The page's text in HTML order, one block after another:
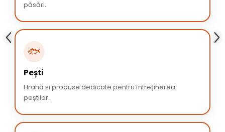
păsări.
🐟
Pești
Hrană și produse dedicate pentru întreținerea
peștilor.